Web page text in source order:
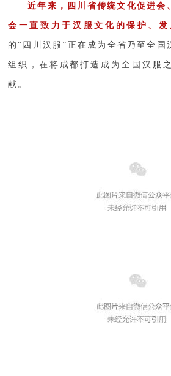
近年来，四川省传统文化促进会
会一直致力于汉服文化的保护、
的“四川汉服”正在成为全省乃至全国
组织，在将成都打造成为全国汉服
献。